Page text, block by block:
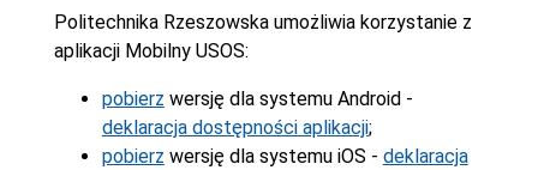
Politechnika Rzeszowska umożliwia korzystanie z
aplikacji Mobilny USOS:
pobierz wersję dla systemu Android -
deklaracja dostępności aplikacji;
pobierz wersję dla systemu iOS - deklaracja